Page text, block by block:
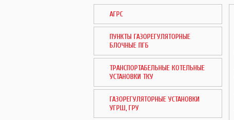
АГРС
ПУНКТЫ ГАЗОРЕГУЛЯТОРНЫЕ
БЛОЧНЫЕ ПГБ
ТРАНСПОРТАБЕЛЬНЫЕ КОТЕЛЬНЫЕ
УСТАНОВКИ ТКУ
ГАЗОРЕГУЛЯТОРНЫЕ УСТАНОВКИ
УГРШ, ГРУ